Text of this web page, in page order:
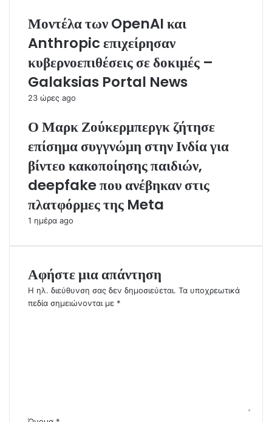
Μοντέλα των OpenAI και
Anthropic επιχείρησαν
κυβερνοεπιθέσεις σε δοκιμές –
Galaksias Portal News
23 ώρες ago
Ο Μαρκ Ζούκερμπεργκ ζήτησε
επίσημα συγγνώμη στην Ινδία για
βίντεο κακοποίησης παιδιών,
deepfake που ανέβηκαν στις
πλατφόρμες της Meta
1 ημέρα ago
Αφήστε μια απάντηση
Η ηλ. διεύθυνση σας δεν δημοσιεύεται. Τα υποχρεωτικά
πεδία σημειώνονται με *